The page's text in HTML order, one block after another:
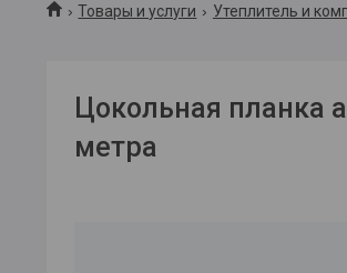
Товары и услуги Утеплитель и
Цокольная
метра